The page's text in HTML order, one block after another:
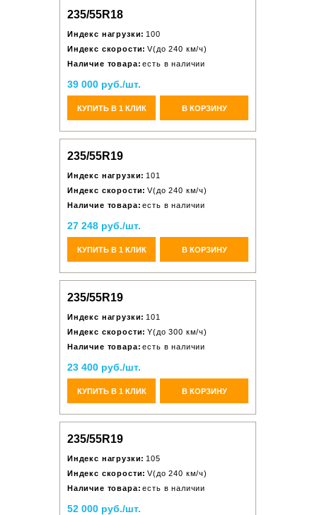
235/55R18
Индекс нагрузки: 100
Индекс скорости: V(до 240 км/ч)
Наличие товара: есть в наличии
39 000 руб./шт.
КУПИТЬ В 1 КЛИК В КОРЗИНУ
235/55R19
Индекс нагрузки: 101
Индекс скорости: V(до 240 км/ч)
Наличие товара: есть в наличии
27 248 руб./шт.
КУПИТЬ В 1 КЛИК В КОРЗИНУ
235/55R19
Индекс нагрузки: 101
Индекс скорости: Y(до 300 км/ч)
Наличие товара: есть в наличии
23 400 руб./шт.
КУПИТЬ В 1 КЛИК В КОРЗИНУ
235/55R19
Индекс нагрузки: 105
Индекс скорости: V(до 240 км/ч)
Наличие товара: есть в наличии
52 000 руб./шт.